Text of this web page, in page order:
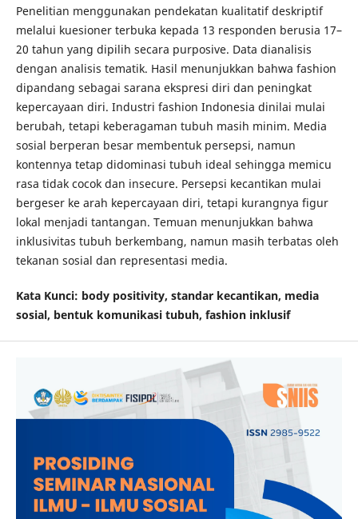
Penelitian menggunakan pendekatan kualitatif deskriptif
melalui kuesioner terbuka kepada 13 responden berusia 17–
20 tahun yang dipilih secara purposive. Data dianalisis
dengan analisis tematik. Hasil menunjukkan bahwa fashion
dipandang sebagai sarana ekspresi diri dan peningkat
kepercayaan diri. Industri fashion Indonesia dinilai mulai
berubah, tetapi keberagaman tubuh masih minim. Media
sosial berperan besar membentuk persepsi, namun
kontennya tetap didominasi tubuh ideal sehingga memicu
rasa tidak cocok dan insecure. Persepsi kecantikan mulai
bergeser ke arah kepercayaan diri, tetapi kurangnya figur
lokal menjadi tantangan. Temuan menunjukkan bahwa
inklusivitas tubuh berkembang, namun masih terbatas oleh
tekanan sosial dan representasi media.
Kata Kunci: body positivity, standar kecantikan, media
sosial, bentuk komunikasi tubuh, fashion inklusif